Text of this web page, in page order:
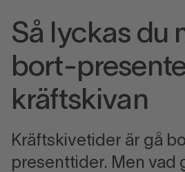
Så lyckas du
bort-
kräftskivan
Kräftskivetider är gå
presenttider. Men vad